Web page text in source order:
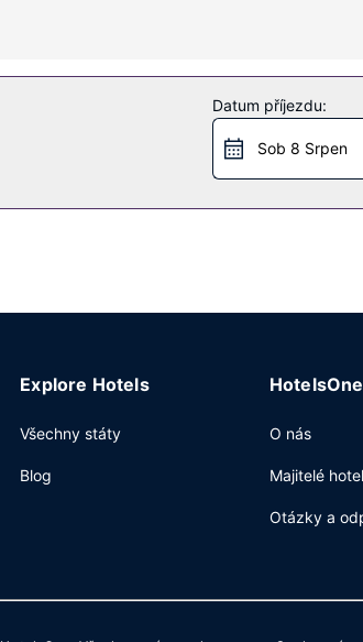
Datum příjezdu:
Sob 8 Srpen
Explore Hotels
Všechny státy
Blog
HotelsOne
O nás
Majitelé
Otázky a